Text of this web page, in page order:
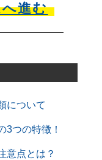
進む
について
3つの特徴！
意点とは？